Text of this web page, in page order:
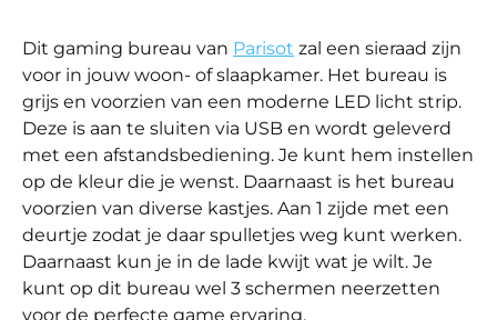
Dit gaming bureau van Parisot zal een sieraad zijn
voor in jouw woon- of slaapkamer. Het bureau is
grijs en voorzien van een moderne LED licht strip.
Deze is aan te sluiten via USB en wordt geleverd
met een afstandsbediening. Je kunt hem instellen
op de kleur die je wenst. Daarnaast is het bureau
voorzien van diverse kastjes. Aan 1 zijde met een
deurtje zodat je daar spulletjes weg kunt werken.
Daarnaast kun je in de lade kwijt wat je wilt. Je
kunt op dit bureau wel 3 schermen neerzetten
voor de perfecte game ervaring.